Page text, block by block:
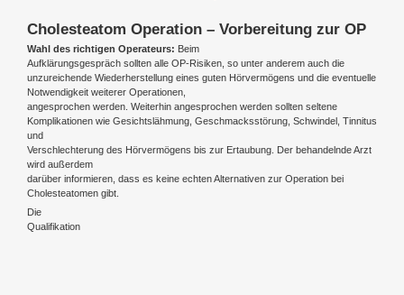
Cholesteatom Operation – Vorbereitung zur OP
Wahl des richtigen Operateurs: Beim
Aufklärungsgespräch sollten alle OP-Risiken, so unter anderem auch die
unzureichende Wiederherstellung eines guten Hörvermögens und die eventuelle
Notwendigkeit weiterer Operationen,
angesprochen werden. Weiterhin angesprochen werden sollten seltene
Komplikationen wie Gesichtslähmung, Geschmacksstörung, Schwindel, Tinnitus
und
Verschlechterung des Hörvermögens bis zur Ertaubung. Der behandelnde Arzt
wird außerdem
darüber informieren, dass es keine echten Alternativen zur Operation bei
Cholesteatomen gibt.
Die
Qualifikation